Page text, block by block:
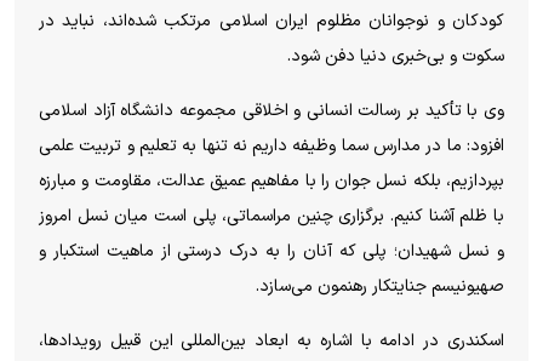
کودکان و نوجوانان مظلوم ایران اسلامی مرتکب شده‌اند، نباید در
سکوت و بی‌خبری دنیا دفن شود.
وی با تأکید بر رسالت انسانی و اخلاقی مجموعه دانشگاه آزاد اسلامی
افزود: ما در مدارس سما وظیفه داریم نه تنها به تعلیم و تربیت علمی
بپردازیم، بلکه نسل جوان را با مفاهیم عمیق عدالت، مقاومت و مبارزه
با ظلم آشنا کنیم. برگزاری چنین مراسماتی، پلی است میان نسل امروز
و نسل شهیدان؛ پلی که آنان را به درک درستی از ماهیت استکبار و
صهیونیسم جنایتکار رهنمون می‌سازد.
اسکندری در ادامه با اشاره به ابعاد بین‌المللی این قبیل رویدادها،